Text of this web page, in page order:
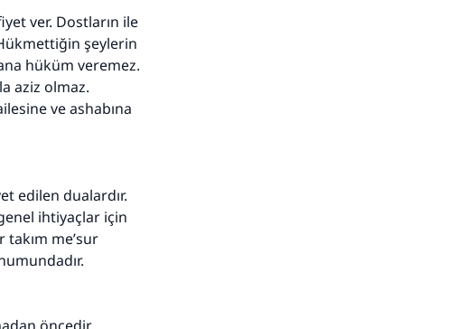
ver. Dostların ile
şeylerin
hüküm veremez.
aziz olmaz.
ve ashabına
edilen dualardır.
ihtiyaçlar için
me’sur